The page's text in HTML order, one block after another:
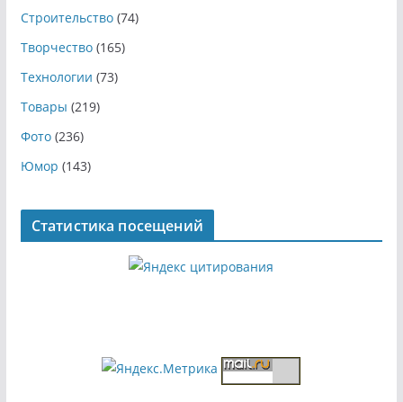
Строительство(74)
Творчество(165)
Технологии (73)
Товары (219)
Фото(236)
Юмор (143)
Статистика посещений